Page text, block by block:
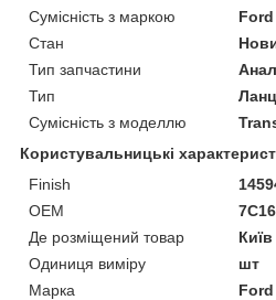
Сумісність з маркою
Ford
Стан
Тип запчастини
Тип
Сумісність з моделлю
Користувальницькі
Finish
OEM
Де розміщений товар
Київ
Одиниця виміру
шт
Марка
Ford